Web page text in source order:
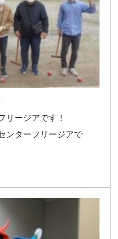
リージアです！
ンターフリージアで